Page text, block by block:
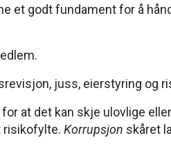
et godt fundament for å
juss, eierstyring og
at det kan skje ulovlige
risikofylte. Korrupsjon skåret